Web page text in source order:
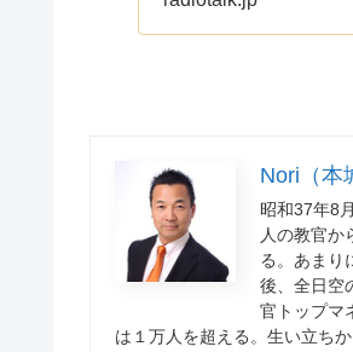
Nori（本
昭和37年8
人の教官か
る。あまり
後、全日空
官トップマ
は１万人を超える。生い立ち